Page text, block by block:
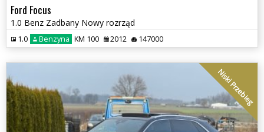
Ford Focus
1.0 Benz Zadbany Nowy rozrząd
1.0 Benzyna KM 100 2012 147000
Niski Przebieg